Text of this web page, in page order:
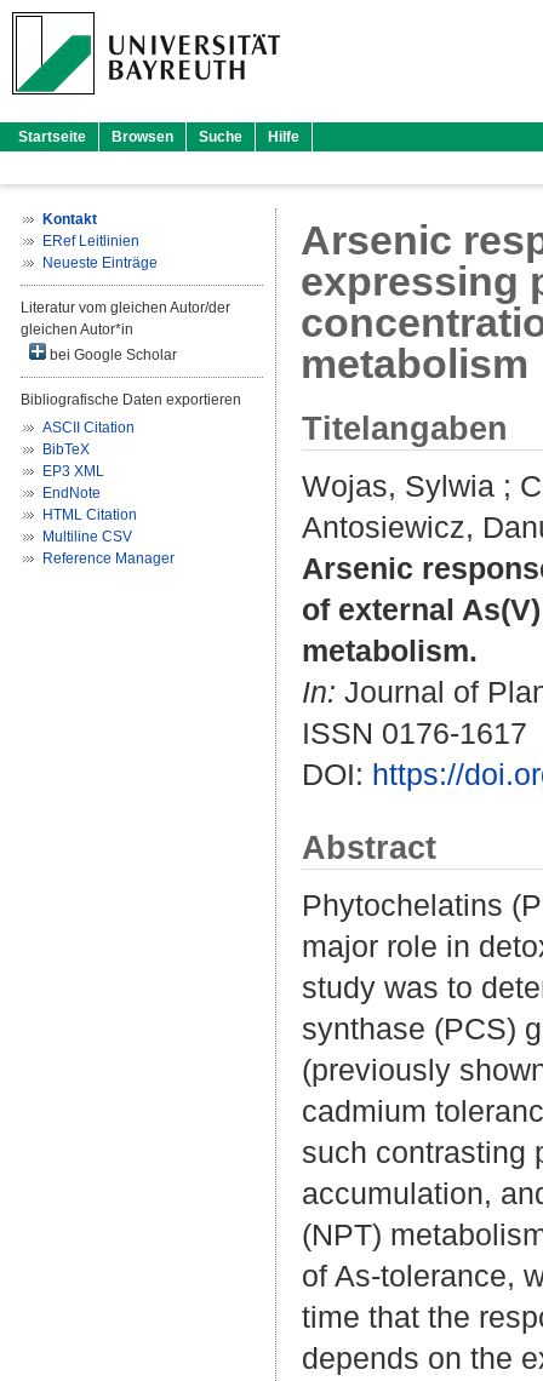
Startseite Browsen Suche Hilfe
Kontakt
ERef Leitlinien
Neueste Einträge
Literatur vom gleichen Autor/der
gleichen Autor*in
bei Google Scholar
Bibliografische Daten exportieren
ASCII Citation
BibTeX
EP3 XML
EndNote
HTML Citation
Multiline CSV
Reference Manager
Arsenic
expressing
metabolism
Titelangaben
Wojas, Sylwia ;
Antosiewicz,
Arsenic
of external
metabolism.
In: Journal of
ISSN 0176-1617
DOI: https://
Abstract
Phytochelatins
major role in
study was to
synthase (PCS)
(previously
cadmium
such contrasting
accumulation,
(NPT)
of As-tolerance,
time that the
depends on the